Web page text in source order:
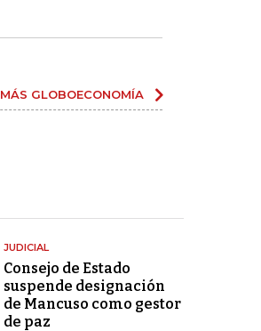
MÁS GLOBOECONOMÍA
JUDICIAL
Consejo de Estado
suspende designación
de Mancuso como gestor
de paz